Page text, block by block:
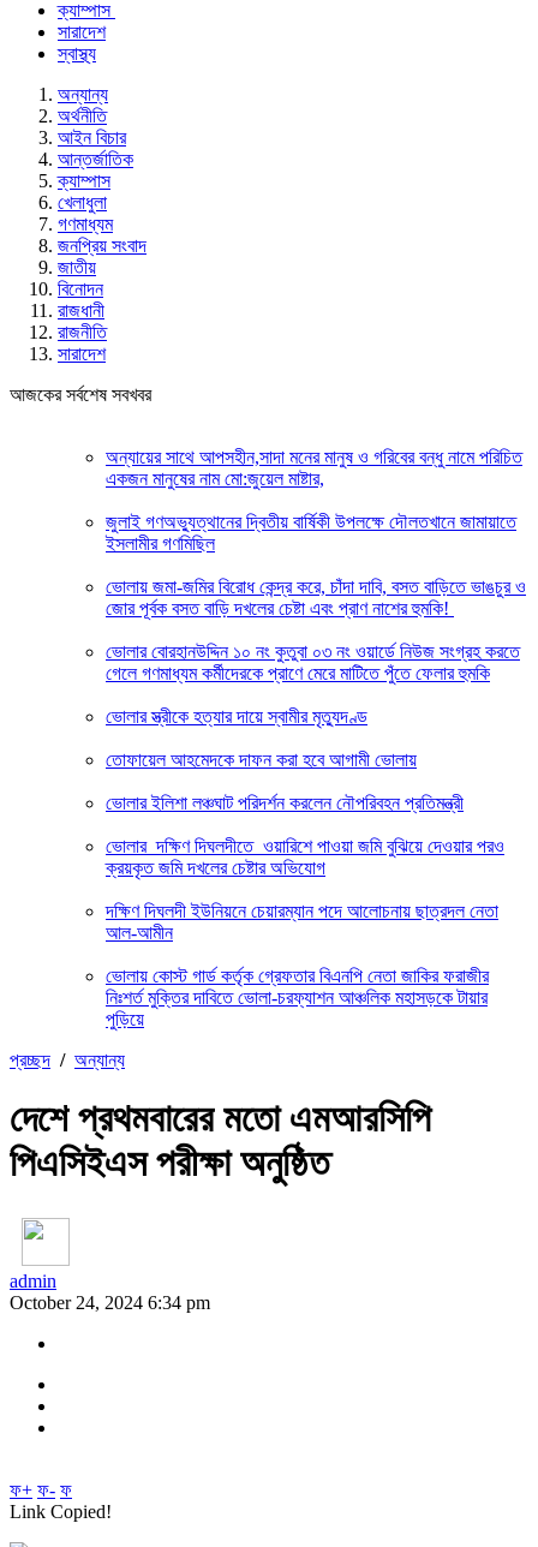
ক্যাম্পাস
সারাদেশ
স্বাস্থ্য
অন্যান্য
অর্থনীতি
আইন বিচার
আন্তর্জাতিক
ক্যাম্পাস
খেলাধুলা
গণমাধ্যম
জনপ্রিয় সংবাদ
জাতীয়
বিনোদন
রাজধানী
রাজনীতি
সারাদেশ
আজকের সর্বশেষ সবখবর
অন্যায়ের সাথে আপসহীন,সাদা মনের মানুষ ও গরিবের বন্ধু নামে পরিচিত
একজন মানুষের নাম মো:জুয়েল মাষ্টার,
জুলাই গণঅভ্যুত্থানের দ্বিতীয় বার্ষিকী উপলক্ষে দৌলতখানে জামায়াতে
ইসলামীর গণমিছিল
ভোলায় জমা-জমির বিরোধ কেন্দ্র করে, চাঁদা দাবি, বসত বাড়িতে ভাঙচুর ও
জোর পূর্বক বসত বাড়ি দখলের চেষ্টা এবং প্রাণ নাশের হুমকি! ‎
ভোলার বোরহানউদ্দিন ১০ নং কুতুবা ০৩ নং ওয়ার্ডে নিউজ সংগ্রহ করতে
গেলে গণমাধ্যম কর্মীদেরকে প্রাণে মেরে মাটিতে পুঁতে ফেলার হুমকি
ভোলার স্ত্রীকে হত্যার দায়ে স্বামীর মৃত্যুদণ্ড
তোফায়েল আহমেদকে দাফন করা হবে আগামী ভোলায়
ভোলার ইলিশা লঞ্চঘাট পরিদর্শন করলেন নৌপরিবহন প্রতিমন্ত্রী
ভোলার দক্ষিণ দিঘলদীতে ওয়ারিশে পাওয়া জমি বুঝিয়ে দেওয়ার পরও
ক্রয়কৃত জমি দখলের চেষ্টার অভিযোগ
দক্ষিণ দিঘলদী ইউনিয়নে চেয়ারম্যান পদে আলোচনায় ছাত্রদল নেতা
আল-আমীন
ভোলায় কোস্ট গার্ড কর্তৃক গ্রেফতার বিএনপি নেতা জাকির ফরাজীর
নিঃশর্ত মুক্তির দাবিতে ভোলা-চরফ্যাশন আঞ্চলিক মহাসড়কে টায়ার
পুড়িয়ে
প্রচ্ছদ / অন্যান্য
দেশে প্রথমবারের মতো এমআরসিপি
পিএসিইএস পরীক্ষা অনুষ্ঠিত
admin
October 24, 2024 6:34 pm
ফ+ ফ- ফ
Link Copied!